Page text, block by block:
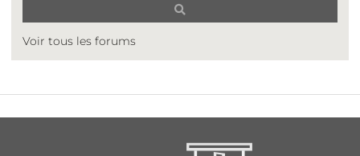
Voir tous les forums